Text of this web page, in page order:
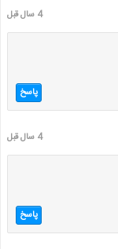
4 سال قبل
پاسخ
4 سال قبل
پاسخ